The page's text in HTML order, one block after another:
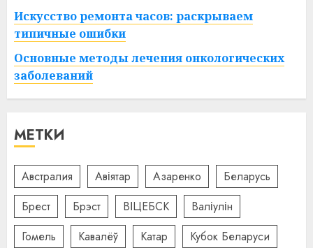
Искусство ремонта часов: раскрываем
типичные ошибки
Основные методы лечения онкологических
заболеваний
МЕТКИ
Австралия Авіятар Азаренко
Беларусь
Брест
Брэст ВІЦЕБСК
Валіулін
Гомель
Кавалёў Катар
Кубок Беларуси